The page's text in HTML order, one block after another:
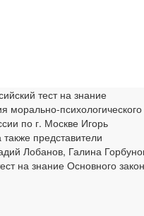
тест на знание
морально-психологического
по г. Москве Игорь
представители
Лобанов, Галина
на знание Основного